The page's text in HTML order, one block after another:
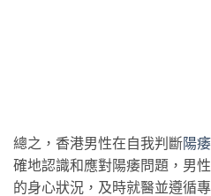
總之，香港男性在自我判斷陽痿
確地認識和應對陽痿問題，男
的身心狀況，及時就醫並遵循